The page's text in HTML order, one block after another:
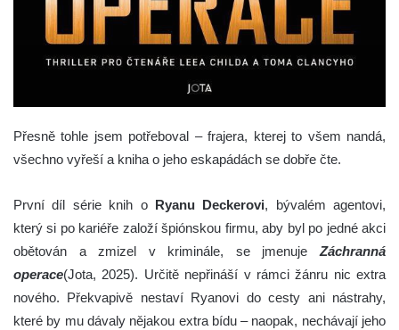
Přesně tohle jsem potřeboval – frajera, kterej to všem nandá,
všechno vyřeší a kniha o jeho eskapádách se dobře čte.
První díl série knih o Ryanu Deckerovi, bývalém agentovi,
který si po kariéře založí špiónskou firmu, aby byl po jedné akci
obětován a zmizel v kriminále, se jmenujeZáchranná
operace(Jota, 2025). Určitě nepřináší v rámci žánru nic extra
nového. Překvapivě nestaví Ryanovi do cesty ani nástrahy,
které by mu dávaly nějakou extra bídu – naopak, nechávají jeho